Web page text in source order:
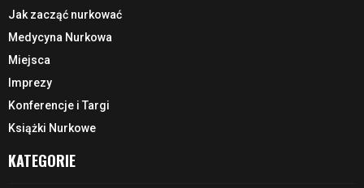
Jak zacząć nurkować
Medycyna Nurkowa
Miejsca
Imprezy
Konferencje i Targi
Książki Nurkowe
KATEGORIE